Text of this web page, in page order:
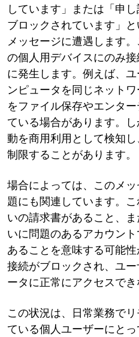
しています」または「申
ブロックされています」
メッセージに遭遇します
の個人用デバイスにのみ
に発生します。例えば、
ンピュータを同じネット
をファイル保存やエンタ
ている場合があります。
動を商用利用として検知
制限することがあります。
場合によっては、このメ
題にも関連しています。
いの請求書があること、
いに問題のあるアカウン
あることを意味する可能性
接続がブロックされ、ユ
ータに正常にアクセスでき
この状況は、日常業務で
ている個人ユーザーにと